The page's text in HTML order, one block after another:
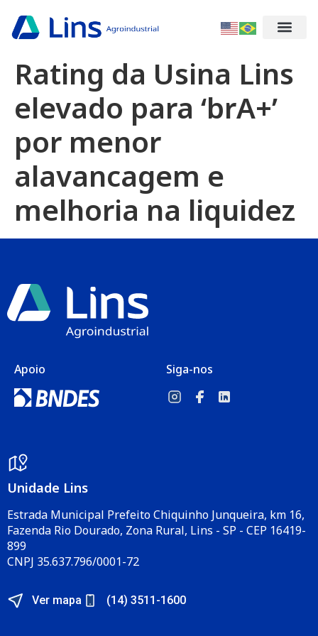
Rating da Usina Lins
elevado para ‘brA+’
por menor
alavancagem e
melhoria na liquidez
Apoio Siga-nos
Unidade Lins
Estrada Municipal Prefeito Chiquinho Junqueira, km 16,
Fazenda Rio Dourado, Zona Rural, Lins - SP - CEP 16419-
899
CNPJ 35.637.796/0001-72
Ver mapa (14) 3511-1600